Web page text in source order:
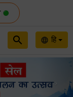
language हि
search